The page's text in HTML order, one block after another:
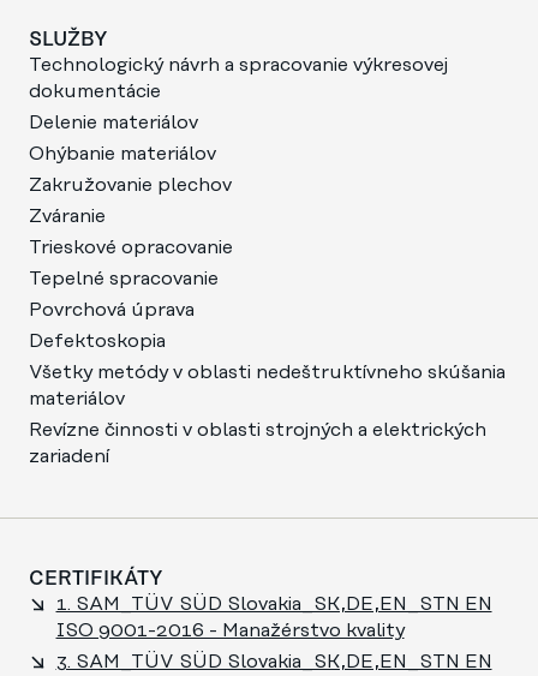
SLUŽBY
Technologický návrh a spracovanie výkresovej
dokumentácie
Delenie materiálov
Ohýbanie materiálov
Zakružovanie plechov
Zváranie
Trieskové opracovanie
Tepelné spracovanie
Povrchová úprava
Defektoskopia
Všetky metódy v oblasti nedeštruktívneho skúšania
materiálov
Revízne činnosti v oblasti strojných a elektrických
zariadení
CERTIFIKÁTY
1. SAM_TÜV SÜD Slovakia_SK,DE,EN_STN EN
ISO 9001-2016 - Manažérstvo kvality
3. SAM_TÜV SÜD Slovakia_SK,DE,EN_STN EN